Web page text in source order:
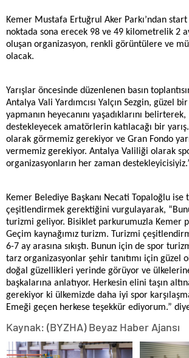
Kemer Mustafa Ertuğrul Aker Parkı’ndan start
noktada sona erecek 98 ve 49 kilometrelik 2
oluşan organizasyon, renkli görüntülere ve
olacak.
Yarışlar öncesinde düzenlenen basın
Antalya Vali Yardımcısı Yalçın Sezgin, güzel
yapmanın heyecanını yaşadıklarını
destekleyecek amatörlerin katılacağı bir
olarak görmemiz gerekiyor ve Gran Fondo
vermemiz gerekiyor. Antalya Valiliği olarak
organizasyonların her zaman
Kemer Belediye Başkanı Necati Topaloğlu ise
çeşitlendirmek gerektiğini vurgulayarak,
turizmi geliyor. Bisiklet parkurumuzla Kemer
Geçim kaynağımız turizm. Turizmi
6-7 ay arasına sıkıştı. Bunun için de spor
tarz organizasyonlar şehir tanıtımı için güzel
doğal güzellikleri yerinde görüyor ve
başkalarına anlatıyor. Herkesin elini taşın
gerekiyor ki ülkemizde daha iyi spor
Emeği geçen herkese teşekkür ediyorum.”
Kaynak: (BYZHA) Beyaz Haber Ajansı